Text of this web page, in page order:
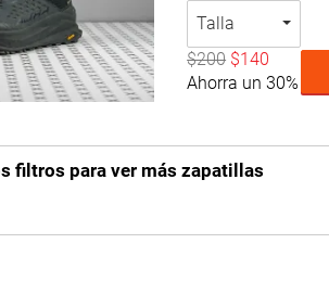
Talla
$200 $140
Ahorra un 30%
filtros para ver más zapatillas